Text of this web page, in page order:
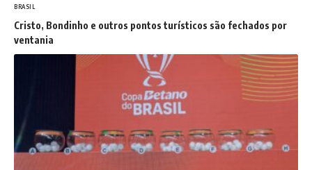
BRASIL
Cristo, Bondinho e outros pontos turísticos são fechados por
ventania